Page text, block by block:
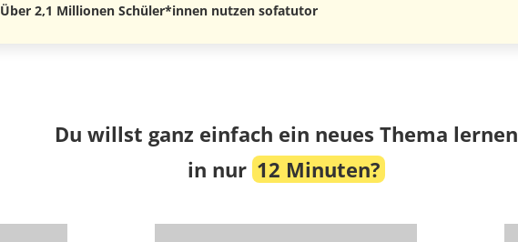
Über 2,1 Millionen Schüler*innen nutzen sofatutor
Du willst ganz einfach ein neues Thema lernen
in nur 12 Minuten?